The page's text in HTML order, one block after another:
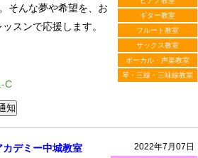
ギター教室
フルート教室
サックス教室
ボーカル・声楽教室
琴・三線・三味線教室
そんな夢や希望を、お
スンで応援します。
C
2022年7月07日
デミー中城教室